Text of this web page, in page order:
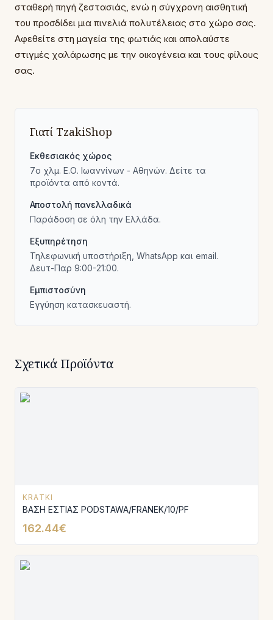
σταθερή πηγή ζεστασιάς, ενώ η σύγχρονη αισθητική
του προσδίδει μια πινελιά πολυτέλειας στο χώρο σας.
Αφεθείτε στη μαγεία της φωτιάς και απολαύστε
στιγμές χαλάρωσης με την οικογένεια και τους φίλους
σας.
Γιατί TzakiShop
Εκθεσιακός χώρος
7ο χλμ. Ε.Ο. Ιωαννίνων - Αθηνών. Δείτε τα
προϊόντα από κοντά.
Αποστολή πανελλαδικά
Παράδοση σε όλη την Ελλάδα.
Εξυπηρέτηση
Τηλεφωνική υποστήριξη, WhatsApp και email.
Δευτ-Παρ 9:00-21:00.
Εμπιστοσύνη
Εγγύηση κατασκευαστή.
Σχετικά Προϊόντα
KRATKI
ΒΑΣΗ ΕΣΤΙΑΣ PODSTAWA/FRANEK/10/PF
162.44€